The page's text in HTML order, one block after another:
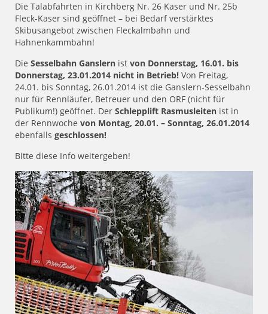
Die Talabfahrten in Kirchberg Nr. 26 Kaser und Nr. 25b
Fleck-Kaser sind geöffnet – bei Bedarf verstärktes
Skibusangebot zwischen Fleckalmbahn und
Hahnenkammbahn!
Die Sesselbahn Ganslern ist von Donnerstag, 16.01. bis
Donnerstag, 23.01.2014 nicht in Betrieb! Von Freitag,
24.01. bis Sonntag, 26.01.2014 ist die Ganslern-Sesselbahn
nur für Rennläufer, Betreuer und den ORF (nicht für
Publikum!) geöffnet. Der Schlepplift Rasmusleiten ist in
der Rennwoche von Montag, 20.01. – Sonntag, 26.01.2014
ebenfalls geschlossen!
Bitte diese Info weitergeben!